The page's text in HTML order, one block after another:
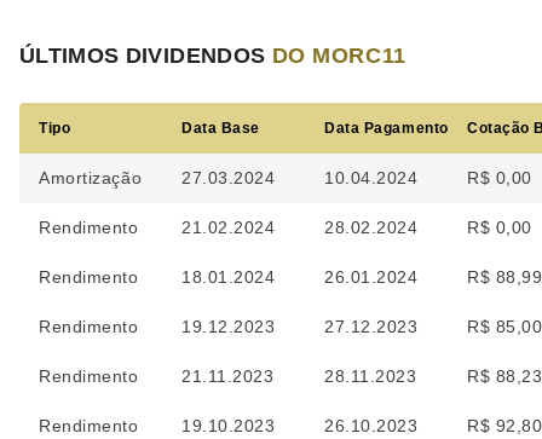
ÚLTIMOS DIVIDENDOS DO MORC11
Tipo Data Base Data Pagamento Cotação
Amortização 27.03.2024 10.04.2024 R$ 0,00
Rendimento 21.02.2024 28.02.2024 R$ 0,00
Rendimento 18.01.2024 26.01.2024 R$ 88,99
Rendimento 19.12.2023 27.12.2023 R$ 85,00
Rendimento 21.11.2023 28.11.2023 R$ 88,23
Rendimento 19.10.2023 26.10.2023 R$ 92,80